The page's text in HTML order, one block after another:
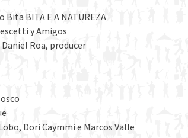
Bita BITA E A NATUREZA
y Amigos
Daniel Roa, producer
Dori Caymmi e Marcos Valle